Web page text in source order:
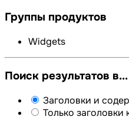
Группы продуктов
Widgets
Поиск результатов в...
Заголовки и
Только заголовки